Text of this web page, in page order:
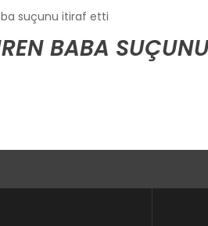
suçunu itiraf etti
BABA